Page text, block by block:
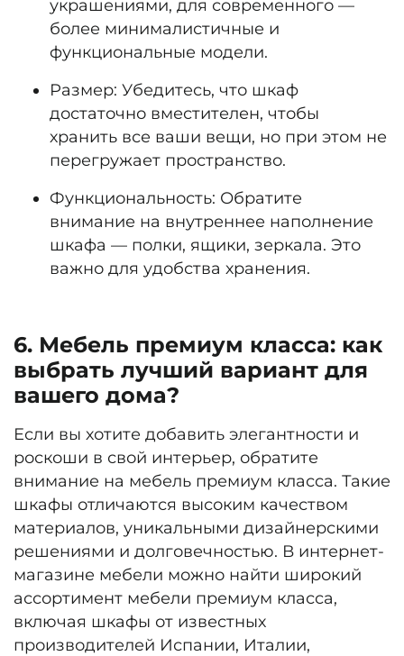
украшениями, для современного —
более минималистичные и
функциональные модели.
Размер: Убедитесь, что шкаф
достаточно вместителен, чтобы
хранить все ваши вещи, но при этом не
перегружает пространство.
Функциональность: Обратите
внимание на внутреннее наполнение
шкафа — полки, ящики, зеркала. Это
важно для удобства хранения.
6. Мебель премиум класса: как
выбрать лучший вариант для
вашего дома?
Если вы хотите добавить элегантности и
роскоши в свой интерьер, обратите
внимание на мебель премиум класса. Такие
шкафы отличаются высоким качеством
материалов, уникальными дизайнерскими
решениями и долговечностью. В интернет-
магазине мебели можно найти широкий
ассортимент мебели премиум класса,
включая шкафы от известных
производителей Испании, Италии,